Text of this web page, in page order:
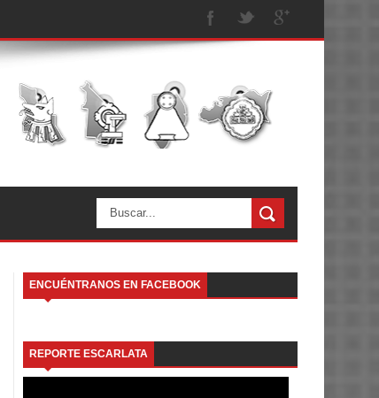
ENCUÉNTRANOS EN FACEBOOK
REPORTE ESCARLATA